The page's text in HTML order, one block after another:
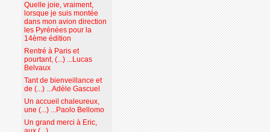
Quelle joie, vraiment,
lorsque je suis montée
dans mon avion direction
les Pyrénées pour la
14ème édition
Rentré à Paris et
pourtant, (...) ...Lucas
Belvaux
Tant de bienveillance et
de (...) ...Adèle Gascuel
Un accueil chaleureux,
une (...) ...Paolo Bellomo
Un grand merci à Eric,